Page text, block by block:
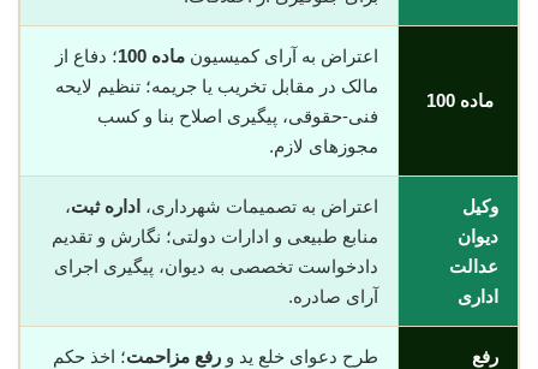
ماده 100
اعتراض به آرای کمیسیون ماده 100
؛ دفاع از
مالک در مقابل تخریب یا جریمه؛ تنظیم لایحه
فنی-حقوقی، پیگیری اصلاح بنا و کسب
مجوزهای لازم.
وکیل
دیوان
عدالت
اداری
اعتراض به تصمیمات شهرداری، اداره ثبت،
منابع طبیعی و ادارات دولتی؛ نگارش و تقدیم
دادخواست تخصصی به دیوان، پیگیری اجرای
آرای صادره.
رفع
طرح دعوای خلع ید و رفع مزاحمت؛ اخذ حکم